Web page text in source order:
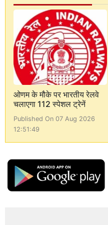
ओणम के मौके पर भारतीय रेलवे
चलाएगा 112 स्पेशल ट्रेनें
Published On 07 Aug 2026
12:51:49